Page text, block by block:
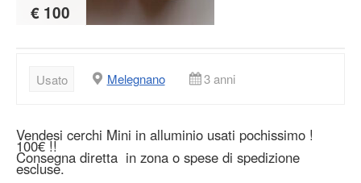
€ 100
Usato Melegnano 3 anni
Vendesi cerchi Mini in alluminio usati pochissimo !
100€ !!
Consegna diretta in zona o spese di spedizione
escluse.